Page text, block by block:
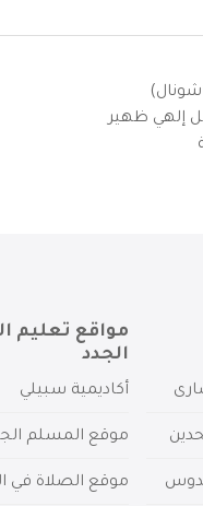
إلهي ظهير
مواقع تعليم
الجدد
أكاديمية سبيلي
موقع المسلم
موقع الصلاة في